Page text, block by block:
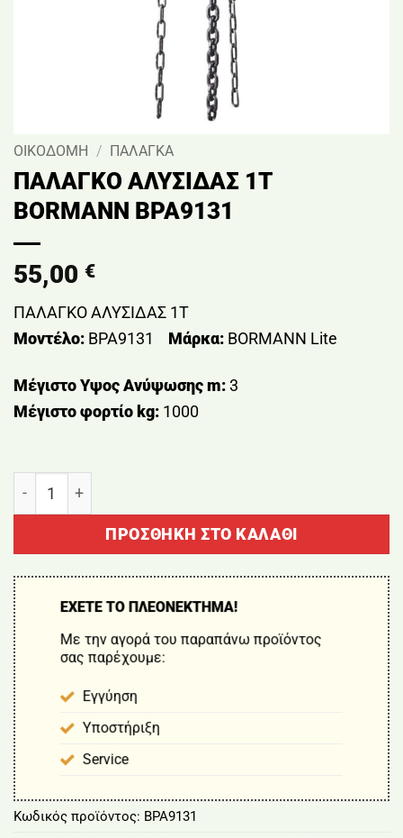
ΟΙΚΟΔΟΜΗ / ΠΑΛΑΓΚΑ
ΠΑΛΑΓΚΟ ΑΛΥΣΙΔΑΣ 1T
BORMANN BPA9131
55,00 €
ΠΑΛΑΓΚΟ ΑΛΥΣΙΔΑΣ 1T
Μοντέλο: BPA9131 Μάρκα: BORMANN Lite
Μέγιστο Υψος Ανύψωσης m:3
Μέγιστο φορτίο kg: 1000
ΠΡΟΣΘΉΚΗ ΣΤΟ ΚΑΛΆΘΙ
ΕΧΕΤΕ ΤΟ ΠΛΕΟΝΕΚΤΗΜΑ!
Με την αγορά του παραπάνω προϊόντος
σας παρέχουμε:
Εγγύηση
Υποστήριξη
Service
Κωδικός προϊόντος: BPA9131